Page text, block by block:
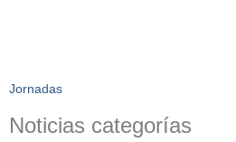
Jornadas
Noticias categorías